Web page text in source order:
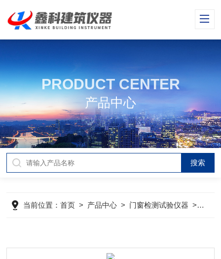
PRODUCT CENTER
产品中心
当前位置：首页 > 产品中心 > 门窗检测试验仪器 > 建筑